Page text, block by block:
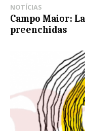
NOTÍCIAS
Campo Maior:
preenchidas